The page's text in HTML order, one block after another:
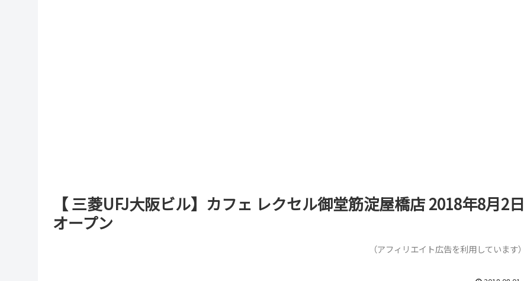
【 三菱UFJ大阪ビル】カフェ レクセル御堂筋淀屋橋店 2018年8月2日
オープン
（アフィリエイト広告を利用しています）